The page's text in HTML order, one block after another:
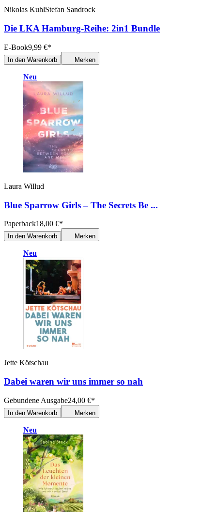
Nikolas KuhlStefan Sandrock
Die LKA Hamburg-Reihe: 2in1 Bundle
E-Book9,99 €*
In den Warenkorb Merken
Neu
Laura Willud
Blue Sparrow Girls – The Secrets Be ...
Paperback18,00 €*
In den Warenkorb Merken
Neu
Jette Kötschau
Dabei waren wir uns immer so nah
Gebundene Ausgabe24,00 €*
In den Warenkorb Merken
Neu